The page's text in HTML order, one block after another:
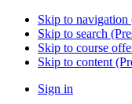
Skip to navigation
Skip to search
Skip to course
Skip to content
Sign in